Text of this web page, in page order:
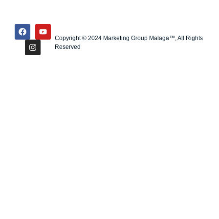
Copyright © 2024 Marketing Group Malaga™, All Rights
Reserved